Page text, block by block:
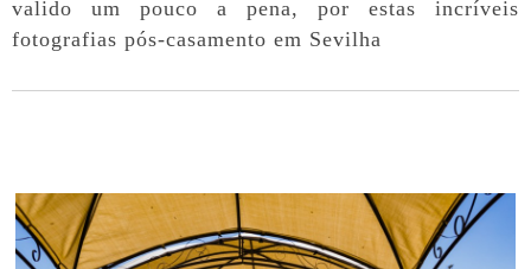
valido um pouco a pena, por estas incríveis
fotografias pós-casamento em Sevilha